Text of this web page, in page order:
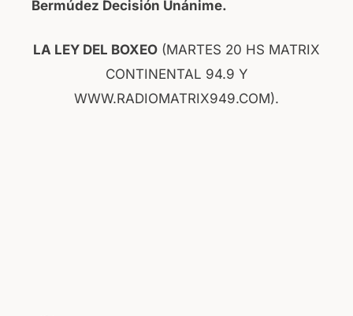
Bermúdez Decisión Unánime.
LA LEY DEL BOXEO (MARTES 20 HS MATRIX
CONTINENTAL 94.9 Y
WWW.RADIOMATRIX949.COM).